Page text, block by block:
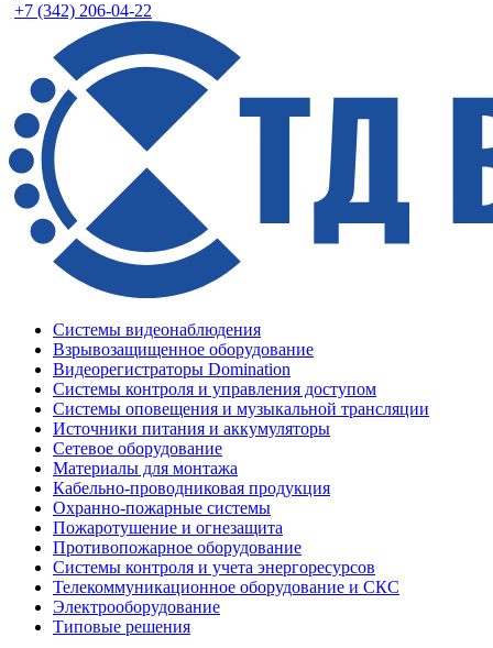
+7 (342) 206-04-22
Системы видеонаблюдения
Взрывозащищенное оборудование
Видеорегистраторы Domination
Системы контроля и управления доступом
Системы оповещения и музыкальной трансляции
Источники питания и аккумуляторы
Сетевое оборудование
Материалы для монтажа
Кабельно-проводниковая продукция
Охранно-пожарные системы
Пожаротушение и огнезащита
Противопожарное оборудование
Системы контроля и учета энергоресурсов
Телекоммуникационное оборудование и СКС
Электрооборудование
Типовые решения